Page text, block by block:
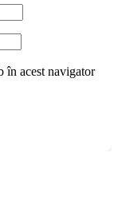
în acest navigator